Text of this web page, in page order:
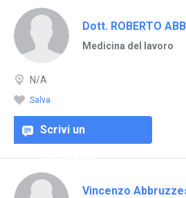
Dott. ROBERTO
Medicina del lavoro
N/A
Salva
Scrivi un
commento
Vincenzo